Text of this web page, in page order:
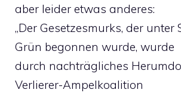
aber leider etwas anderes:
„Der Gesetzesmurks, der unter
Grün begonnen wurde, wurde
durch nachträgliches
Verlierer-Ampelkoalition